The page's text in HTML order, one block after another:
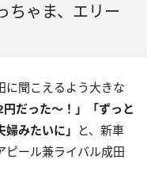
ちゃま、エリー
に聞こえるよう大きな
だった〜！」「ずっと
みたいに」 と、新車
ピール兼ライバル成田